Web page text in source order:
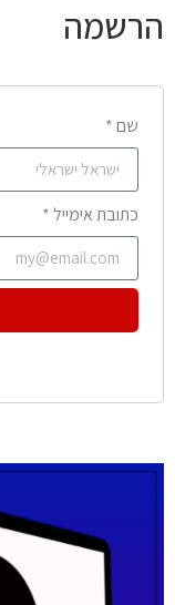
הרשמה
שם *
כתובת אימייל *